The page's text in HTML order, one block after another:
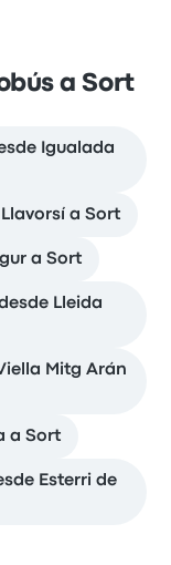
a Sort
Igualada
a Sort
a Sort
Lleida
Mitg Arán
a Sort
Esterri de